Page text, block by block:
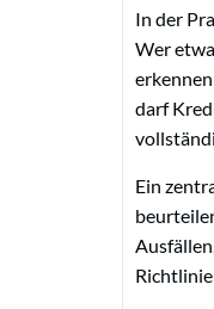
In der
Wer
darf
Ein